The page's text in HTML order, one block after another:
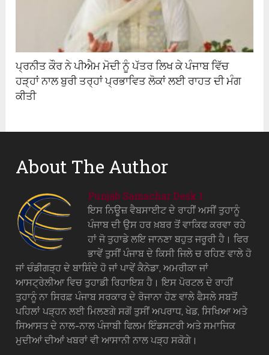
ਪ੍ਰਨੀਤ ਕੌਰ ਨੇ ਪੀਐਮ ਮੋਦੀ ਨੂੰ ਪੱਤਰ ਲਿਖ ਕੇ ਪੰਜਾਬ ਵਿੱਚ
ਹੜ੍ਹਾਂ ਨਾਲ ਬੁਰੀ ਤਰ੍ਹਾਂ ਪ੍ਰਭਾਵਿਤ ਲੋਕਾਂ ਲਈ ਰਾਹਤ ਦੀ ਮੰਗ
ਕੀਤੀ
About The Author
Punjab Samachar Desk 1
ਇਸ ਨਿਊਜ਼ ਵੈਬਸਾਈਟ ਦੇ ਰਾਹੀਂ ਅਸੀਂ ਤੁਹਾਨੂੰ
ਪੰਜਾਬ ਦੀ ਉਸ ਹਰ ਖ਼ਬਰ ਤੋਂ ਵਾਕਿਫ ਕਰਵਾ ਰਹੇ
ਹਾਂ ਜੋ ਤੁਹਾਡੇ ਲਇ ਜਾਨਣਾ ਬਹੁਤ ਜਰੂਰੀ ਹੈ। ਫਿਰ
ਭਾਵੇਂ ਤੁਸੀਂ ਪੰਜਾਬ ਦੇ ਕਿਸੀ ਜਿਲੇ ਚ ਰਹਿਣ ਵਾਲੇ ਹੋ
ਜਾਂ ਚੰਡੀਗੜ੍ਹ ਦੇ ਬਾਸ਼ਿੰਦੇ ਹੋ ਜਾਂ ਪਾਵੇਂ ਕੈਨੇਡਾ, ਅਮਰੀਕਾ ਜਾਂ
ਆਸਟ੍ਰੇਲੀਆ ਵਿਚ ਤੁਹਾਡੀ ਰਿਹਾਇਸ਼ ਹੈ। ਇਸ ਪੋਰਟਲ ਦੇ ਰਾਹੀਂ
ਤੁਹਾਨੂੰ ਨਾ ਸਿਰਫ਼ ਪੰਜਾਬ ਸਰਕਾਰ ਦੇ ਰੋਜਾਨਾ ਹੋਣ ਵਾਲੇ ਫੈਸਲੇ ਸਬਤੋਂ
ਪਹਿਲਾਂ ਪੜ੍ਹਨ ਲਈ ਮਿਲਣਗੇ ਸਗੋਂ ਤੁਸੀਂ ਅਪਰਾਧ, ਖੇਡ, ਸਿਖਿਆ ਅਤੇ
ਸਿਆਸਤ ਦੇ ਨਾਲ-ਨਾਲ ਪੰਜਾਬੀ ਫਿਲਮ ਇੰਡਸਟਰੀ ਅਤੇ ਸਮਾਜਿਕ
ਮੁਦੀਆਂ ਦੀਆਂ ਖਬਰਾਂ ਵੀ ਆਸਾਨੀ ਨਾਲ ਪੜ੍ਹ ਸਕੋਗੇ।